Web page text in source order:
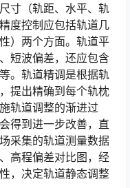
寸（轨距、水平、轨
度控制应包括轨道几
）两个方面。轨道平
短波偏差，还应包含
。轨道精调是根据轨
提出精确到每个轨枕
轨道调整的渐进过
得到进一步改善，直
采集的轨道测量数据
高程偏差对比图，经
，决定轨道静态调整